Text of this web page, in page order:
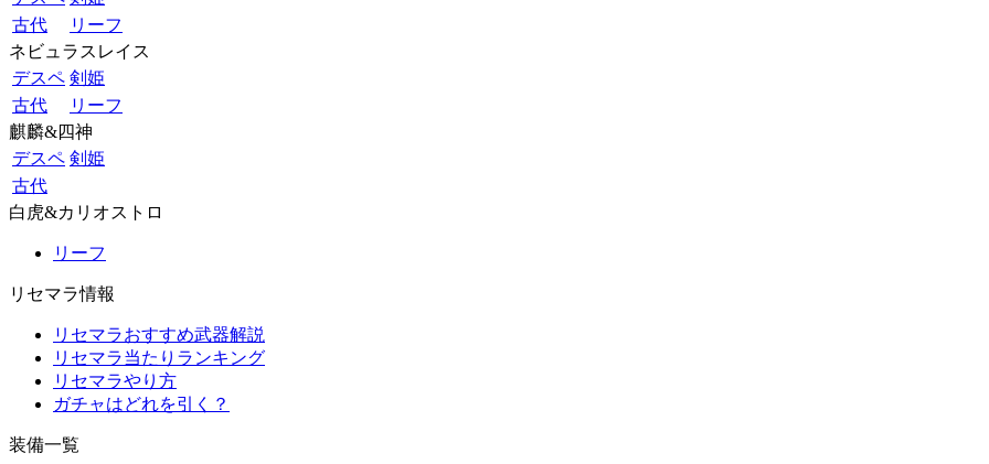
古代
リーフ
ネビュラスレイス
デスペ 剣姫
古代
リーフ
麒麟&四神
デスペ 剣姫
古代
白虎&カリオストロ
リーフ
リセマラ情報
リセマラおすすめ武器解説
リセマラ当たりランキング
リセマラやり方
ガチャはどれを引く？
装備一覧